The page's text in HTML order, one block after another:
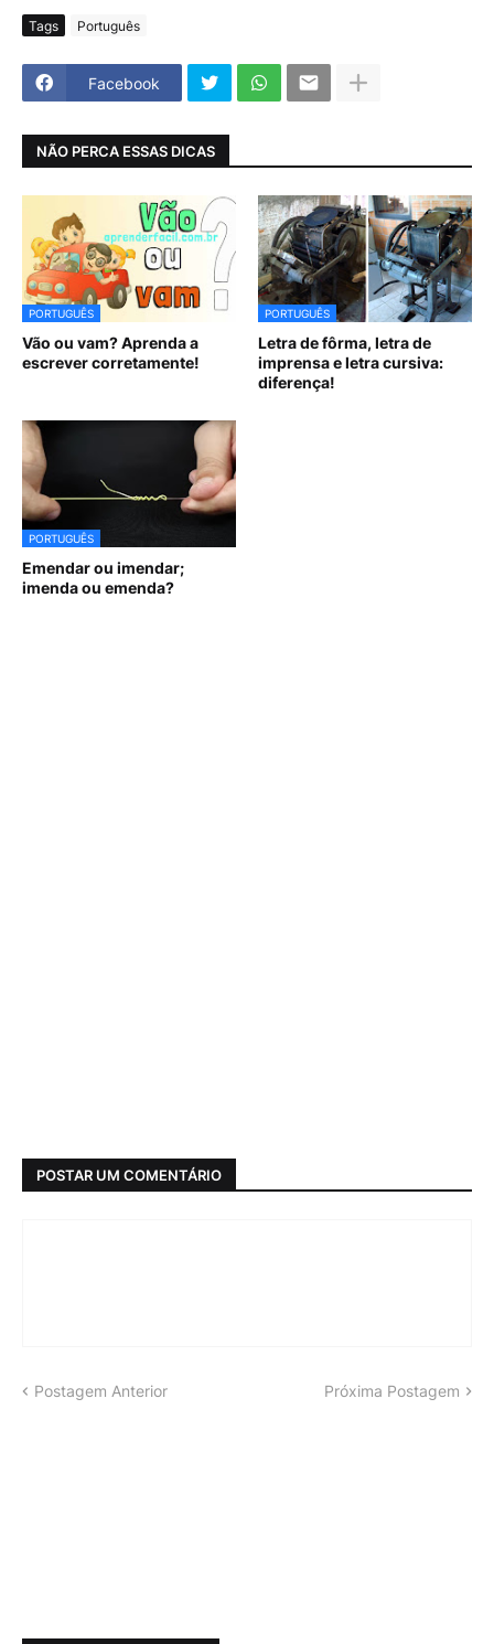
Tags Português
Facebook
NÃO PERCA ESSAS DICAS
PORTUGUÊS
Vão ou vam? Aprenda a
escrever corretamente!
PORTUGUÊS
Letra de fôrma, letra de
imprensa e letra cursiva:
diferença!
PORTUGUÊS
Emendar ou imendar;
imenda ou emenda?
POSTAR UM COMENTÁRIO
Postagem Anterior Próxima Postagem